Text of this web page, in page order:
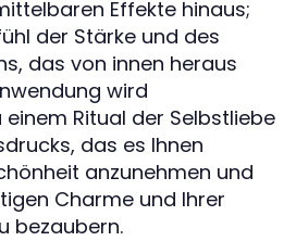
Effekte hinaus;
der Stärke und des
das von innen heraus
wird
Ritual der Selbstliebe
das es Ihnen
anzunehmen und
Charme und Ihrer
bezaubern.